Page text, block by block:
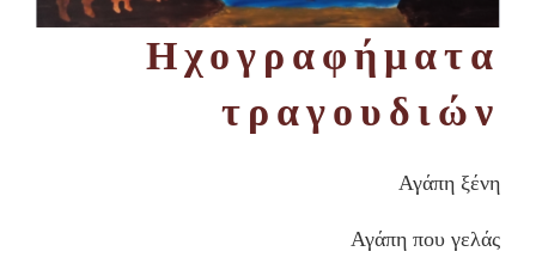
Ηχογραφήματα
τραγουδιών
Αγάπη ξένη
Αγάπη που γελάς